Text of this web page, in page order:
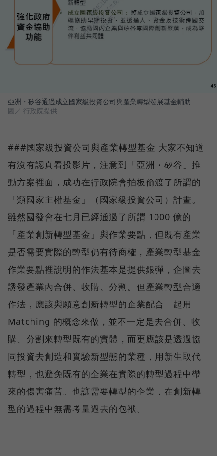
亞洲・矽谷通過成立國家級投資公司與產業轉型發展基金輔助
圖／ 行政院提供
###國家級投資公司與產業轉型基金 大家不知道
有沒有認真看投影片，注意到「亞洲・矽谷」推
動方案裡面，成功在行政院會拍板偷渡了所謂的
「類國家主權基金」（國家級投資公司）計畫。
雖然國發會在七月已經通過了所謂 1000 億的
「產業創新轉型基金」與作業要點，但既有產業
是否需要實際的轉型仍有待商榷，產業轉型基金
作業要點裡說明的作法基本是提供銀彈，企圖去
誘發產業內合併、收購、分割。但產業轉型合適
作法，應該與願意創新轉型的企業配合一起用
Matching 的概念來做，並不一定是去合併、收
購、分割來轉型既有的實體，而更應該是透過協
同投資去創造和實驗新型態的業種，用新生取代
轉型，也避免既有的企業在實際的轉型過程中帶
來的傷害痛苦。也讓需要轉型的企業，在創新轉
型的過程中無需考量過去的包袱。